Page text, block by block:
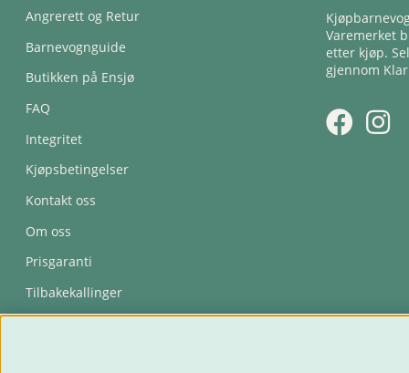
Angrerett og Retur
Barnevognguide
Butikken på Ensjø
FAQ
Integritet
Kjøpsbetingelser
Kontakt oss
Om oss
Prisgaranti
Tilbakekallinger
Varemerket
etter kjøp.
gjennom